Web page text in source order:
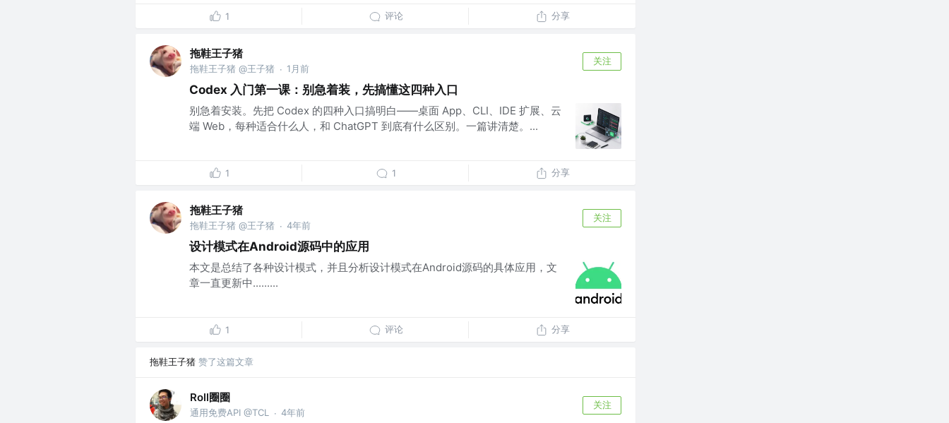
1 评论 分享
拖鞋王子猪
拖鞋王子猪 @王子猪 · 1月前
关注
Codex 入门第一课：别急着装，先搞懂这四种入口
别急着安装。先把 Codex 的四种入口搞明白——桌面 App、CLI、IDE 扩展、云
端 Web，每种适合什么人，和 ChatGPT 到底有什么区别。一篇讲清楚。...
1 1 分享
拖鞋王子猪
拖鞋王子猪 @王子猪 · 4年前
关注
设计模式在Android源码中的应用
本文是总结了各种设计模式，并且分析设计模式在Android源码的具体应用，文
章一直更新中.........
1 评论 分享
拖鞋王子猪 赞了这篇文章
Roll圈圈
通用免费API @TCL · 4年前
关注